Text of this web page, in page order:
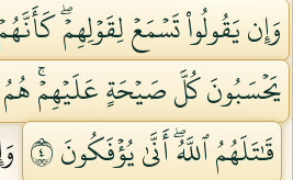
وَإِن يَقُولُواْ تَسۡمَعۡ لِقَوۡلِهِمۡۖ
يَحۡسَبُونَ كُلَّ صَيۡحَةٍ عَلَيۡهِمۡۚ هُمُ
قَٰتَلَهُمُ ٱللَّهُۖ أَنَّىٰ يُؤۡفَكُونَ ٤